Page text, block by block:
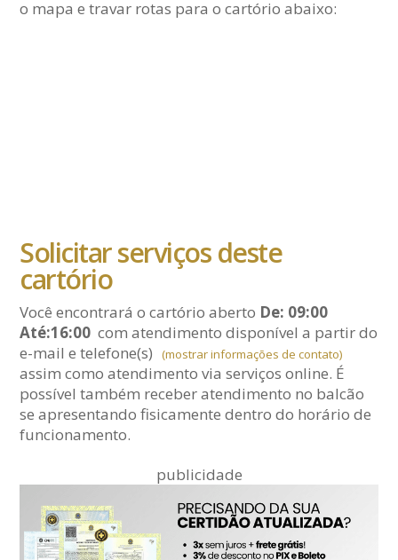
o mapa e travar rotas para o cartório abaixo:
Solicitar serviços deste
cartório
Você encontrará o cartório aberto De: 09:00
Até:16:00 com atendimento disponível a partir do
e-maile telefone(s) (mostrar informações de contato)
assim como atendimento via serviços online. É
possível também receber atendimento no balcão
se apresentando fisicamente dentro do horário de
funcionamento.
publicidade